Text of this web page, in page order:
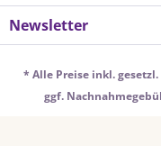
Newsletter
* Alle Preise inkl.
ggf.